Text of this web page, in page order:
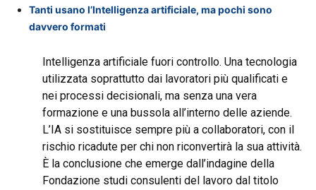
Tanti usano l’Intelligenza artificiale, ma pochi sono
davvero formati
Intelligenza artificiale fuori controllo. Una tecnologia
utilizzata soprattutto dai lavoratori più qualificati e
nei processi decisionali, ma senza una vera
formazione e una bussola all’interno delle aziende.
L’IA si sostituisce sempre più a collaboratori, con il
rischio ricadute per chi non riconvertirà la sua attività.
È la conclusione che emerge dall’indagine della
Fondazione studi consulenti del lavoro dal titolo